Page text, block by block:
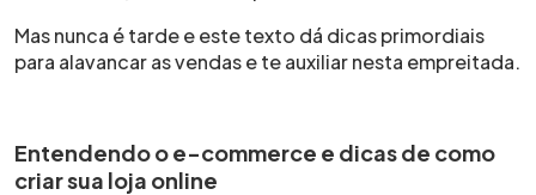
Mas nunca é tarde e este texto dá dicas primordiais
para alavancar as vendas e te auxiliar nesta empreitada.
Entendendo o e-commerce e dicas de como
criar sua loja online